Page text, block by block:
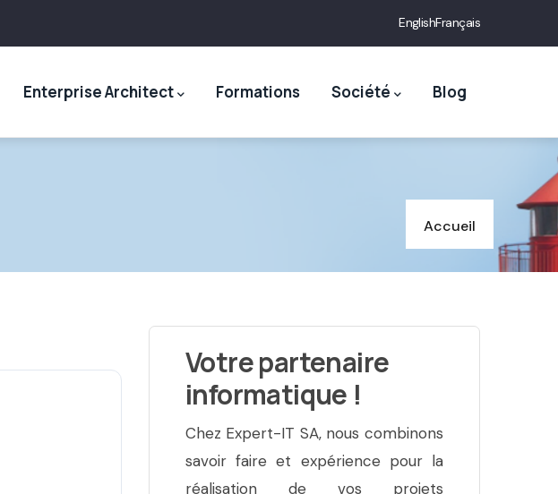
EnglishFrançais
Enterprise Architect Formations Société Blog
Accueil
Votre partenaire
informatique !
Chez Expert-IT SA, nous combinons
savoir faire et expérience pour la
réalisation de vos projets